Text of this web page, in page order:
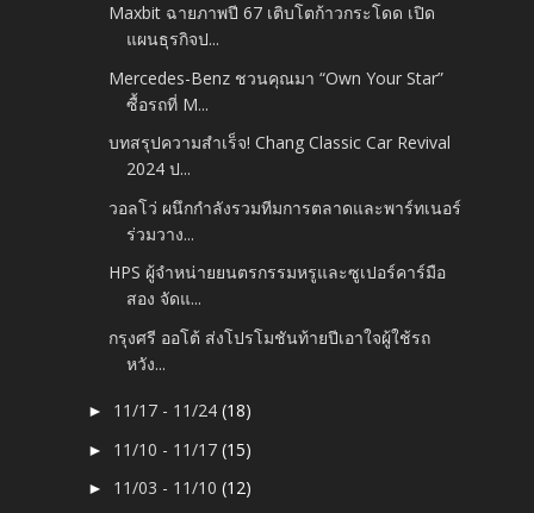
Maxbit ฉายภาพปี 67 เติบโตก้าวกระโดด เปิด
แผนธุรกิจป...
Mercedes-Benz ชวนคุณมา “Own Your Star”
ซื้อรถที่ M...
บทสรุปความสำเร็จ! Chang Classic Car Revival
2024 ป...
วอลโว่ ผนึกกำลังรวมทีมการตลาดและพาร์ทเนอร์
ร่วมวาง...
HPS ผู้จำหน่ายยนตรกรรมหรูและซูเปอร์คาร์มือ
สอง จัดแ...
กรุงศรี ออโต้ ส่งโปรโมชันท้ายปีเอาใจผู้ใช้รถ
หวัง...
► 11/17 - 11/24(18)
► 11/10 - 11/17(15)
► 11/03 - 11/10(12)